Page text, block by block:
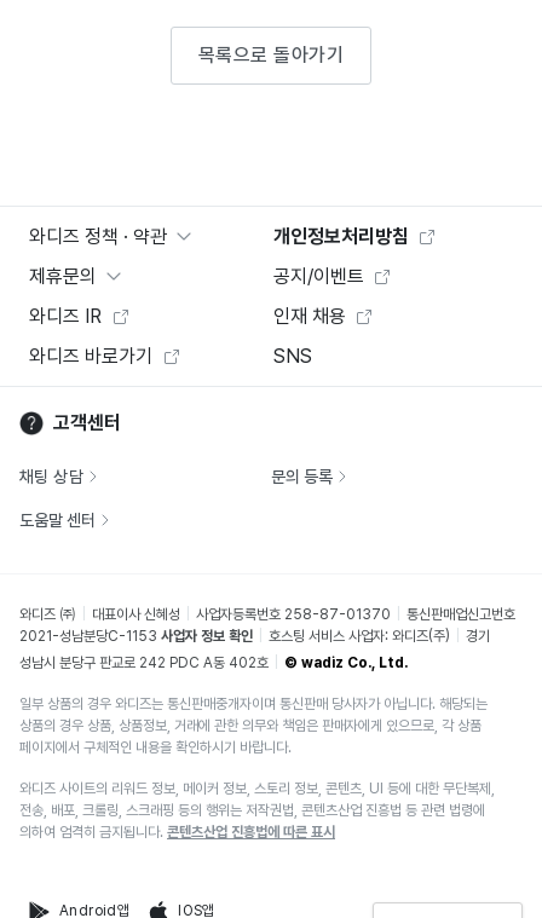
목록으로 돌아가기
와디즈 정책 · 약관
개인정보처리방침
제휴문의
공지/이벤트
와디즈 IR
인재 채용
와디즈 바로가기
SNS
고객센터
채팅 상담 문의 등록
도움말 센터
와디즈 ㈜ 대표이사 신혜성 사업자등록번호 258-87-01370
통신판매업신고번호
2021-성남분당C-1153 사업자 정보 확인 호스팅 서비스 사업자: 와디즈(주)
경기
성남시 분당구 판교로 242 PDC A동 402호
© wadiz Co., Ltd.
일부 상품의 경우 와디즈는 통신판매중개자이며 통신판매 당사자가 아닙니다. 해당되는
상품의 경우 상품, 상품정보, 거래에 관한 의무와 책임은 판매자에게 있으므로, 각 상품
페이지에서 구체적인 내용을 확인하시기 바랍니다.
와디즈 사이트의 리워드 정보, 메이커 정보, 스토리 정보, 콘텐츠, UI 등에 대한 무단복제,
전송, 배포, 크롤링, 스크래핑 등의 행위는 저작권법, 콘텐츠산업 진흥법 등 관련 법령에
의하여 엄격히 금지됩니다. 콘텐츠산업 진흥법에 따른 표시
Android앱 IOS앱